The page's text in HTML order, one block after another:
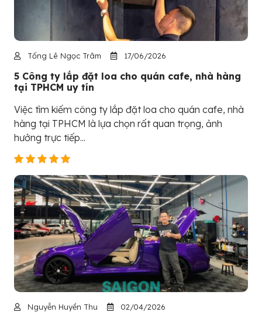
Tống Lê Ngọc Trâm 17/06/2026
5 Công ty lắp đặt loa cho quán cafe, nhà hàng
tại TPHCM uy tín
Việc tìm kiếm công ty lắp đặt loa cho quán cafe, nhà
hàng tại TPHCM là lựa chọn rất quan trọng, ảnh
hưởng trực tiếp...
Nguyễn Huyền Thu 02/04/2026